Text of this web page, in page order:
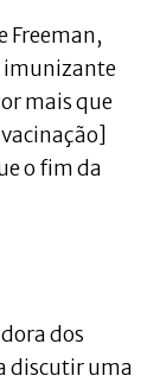
Freeman,
imunizante
mais que
o fim da
dos
discutir uma